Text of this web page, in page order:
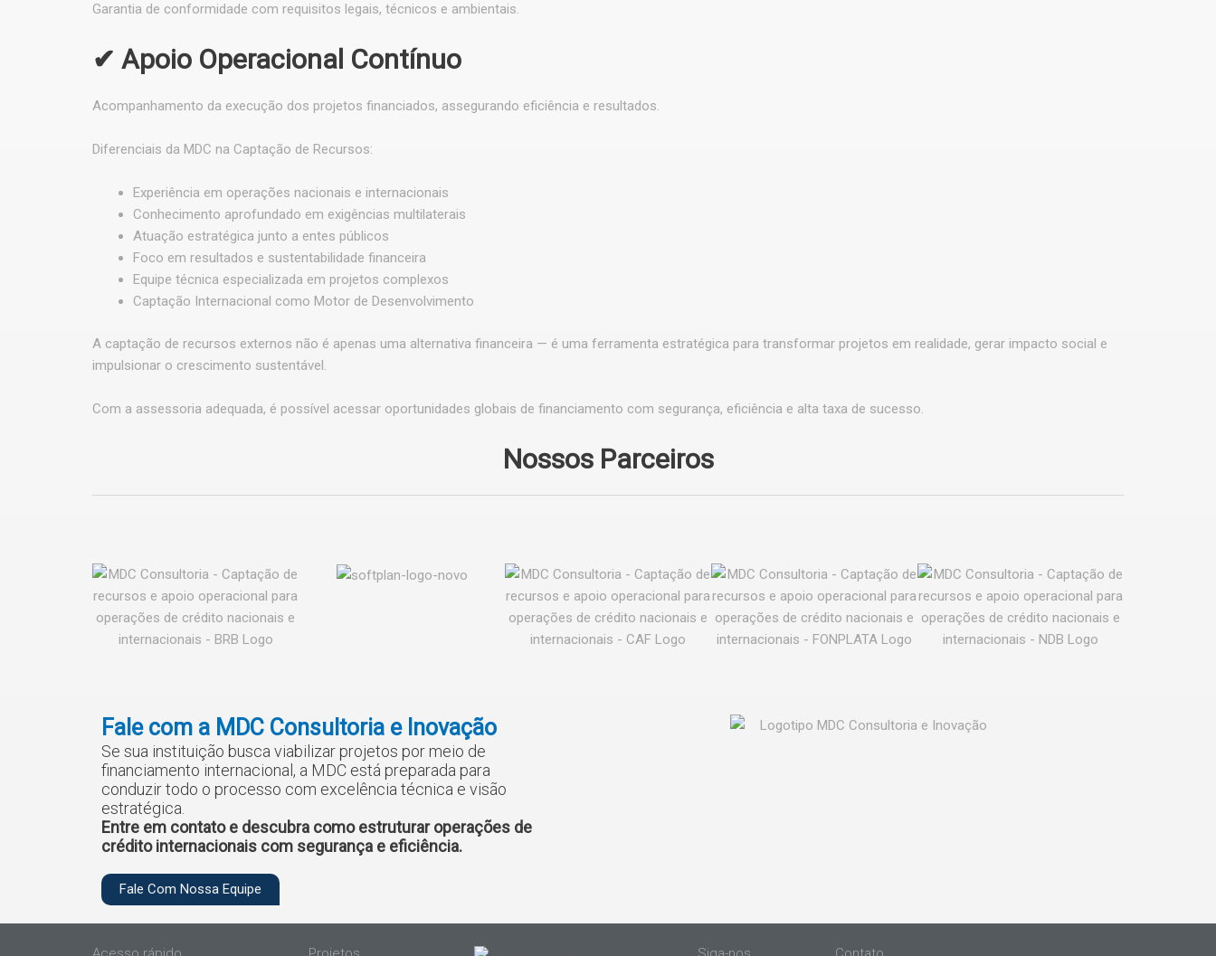
Garantia de conformidade com requisitos legais, técnicos e ambientais.
✔ Apoio Operacional Contínuo
Acompanhamento da execução dos projetos financiados, assegurando eficiência e resultados.
Diferenciais da MDC na Captação de Recursos:
Experiência em operações nacionais e internacionais
Conhecimento aprofundado em exigências multilaterais
Atuação estratégica junto a entes públicos
Foco em resultados e sustentabilidade financeira
Equipe técnica especializada em projetos complexos
Captação Internacional como Motor de Desenvolvimento
A captação de recursos externos não é apenas uma alternativa financeira — é uma ferramenta estratégica para transformar projetos em realidade, gerar impacto social e
impulsionar o crescimento sustentável.
Com a assessoria adequada, é possível acessar oportunidades globais de financiamento com segurança, eficiência e alta taxa de sucesso.
Nossos Parceiros
Fale com a MDC Consultoria e Inovação
Se sua instituição busca viabilizar projetos por meio de
financiamento internacional, a MDC está preparada para
conduzir todo o processo com excelência técnica e visão
estratégica.
Entre em contato e descubra como estruturar operações de
crédito internacionais com segurança e eficiência.
Fale Com Nossa Equipe